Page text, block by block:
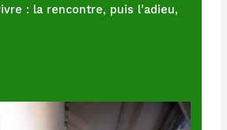
: la rencontre, puis l’adieu,